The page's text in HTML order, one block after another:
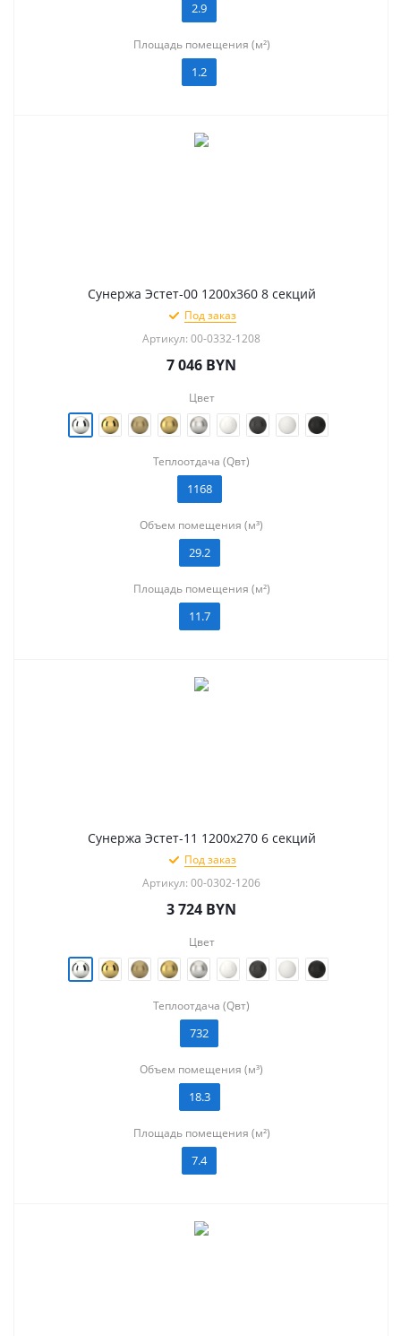
2.9
Площадь помещения (м²)
1.2
Сунержа Эстет-00 1200х360 8 секций
Под заказ
Артикул: 00-0332-1208
7 046 BYN
Цвет
Теплоотдача (Qвт)
1168
Объем помещения (м³)
29.2
Площадь помещения (м²)
11.7
Сунержа Эстет-11 1200х270 6 секций
Под заказ
Артикул: 00-0302-1206
3 724 BYN
Цвет
Теплоотдача (Qвт)
732
Объем помещения (м³)
18.3
Площадь помещения (м²)
7.4